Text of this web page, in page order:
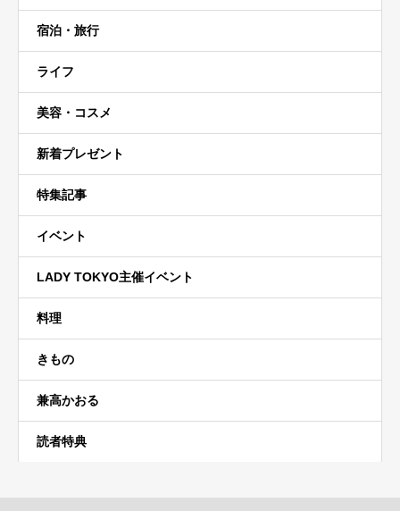
宿泊・旅行
ライフ
美容・コスメ
新着プレゼント
特集記事
イベント
LADY TOKYO主催イベント
料理
きもの
兼高かおる
読者特典